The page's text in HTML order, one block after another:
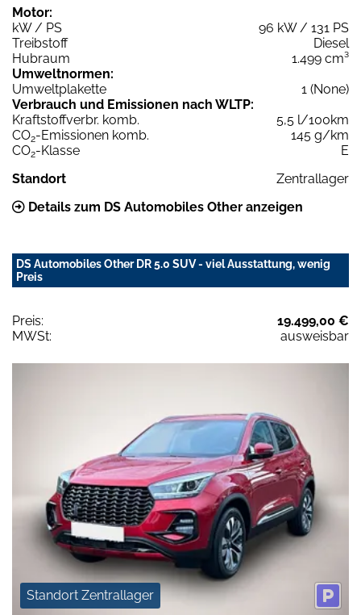
Motor:
kW / PS
96 kW / 131 PS
Treibstoff
Diesel
Hubraum
1.499 cm³
Umweltnormen:
Umweltplakette
1 (None)
Verbrauch und Emissionen nach WLTP:
Kraftstoffverbr. komb.
5,5 l/100km
CO2-Emissionen komb.
145 g/km
CO2-Klasse
E
Standort
Zentrallager
Details zum DS Automobiles Other anzeigen
DS Automobiles Other DR 5.0 SUV - viel Ausstattung, wenig
Preis
Preis:
19.499,00 €
MWSt:
ausweisbar
Standort Zentrallager